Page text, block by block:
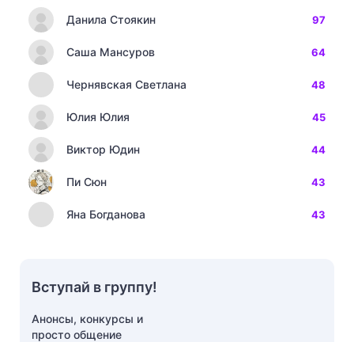
Данила Стоякин 97
Саша Мансуров 64
Чернявская Светлана 48
Юлия Юлия 45
Виктор Юдин 44
Пи Сюн 43
Яна Богданова 43
Вступай в группу!
Анонсы, конкурсы и
просто общение